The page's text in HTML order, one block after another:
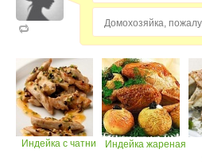
Индейка с чатни Индейка жареная